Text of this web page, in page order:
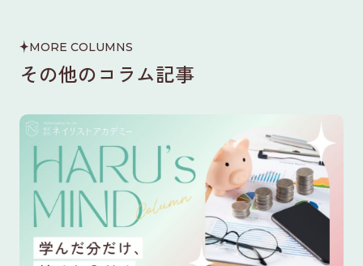
MORE COLUMNS
その他のコラム記事